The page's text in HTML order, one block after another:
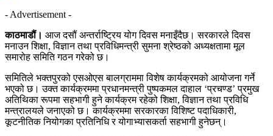
- Advertisement -
काठमाडौं। आज दसौं अन्तर्राष्ट्रिय योग दिवस मनाइँदैछ। सरकारले दिवस
मनाउन शिक्षा, विज्ञान तथा प्रविधिमन्त्री सुमना श्रेष्ठको अध्यक्षतामा मूल
समारोह समिति गठन गरेको छ।
समितिले भक्तपुरको एसओएस बालग्राममा विशेष कार्यक्रमको आयोजना गर्ने
भएको छ। उक्त कार्यक्रममा प्रधानमन्त्री पुष्पकमल दाहाल ‘प्रचण्ड’ प्रमुख
अतिथिका रूपमा सहभागी हुने कार्यक्रम रहेको शिक्षा, विज्ञान तथा प्रविधि
मन्त्रालयले जनाएको छ। कार्यक्रममा सरकारका विशिष्ट पदाधिकारी,
कूटनीतिक नियोगका प्रतिनिधि र योगाभ्यासकर्ता सहभागी हुनेछन्।